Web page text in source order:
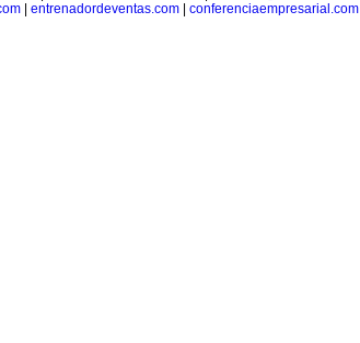
entrenadordeventas.com conferenciaempresarial.com